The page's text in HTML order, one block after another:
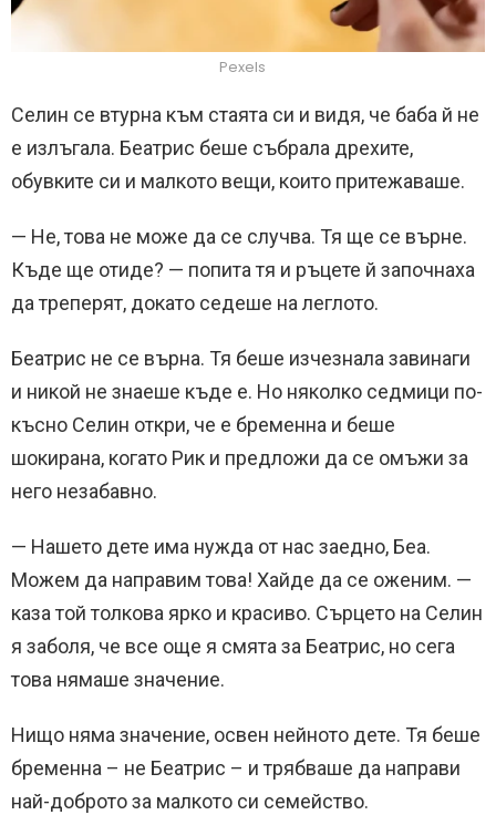
Pexels
Селин се втурна към стаята си и видя, че баба й не
е излъгала. Беатрис беше събрала дрехите,
обувките си и малкото вещи, които притежаваше.
— Не, това не може да се случва. Тя ще се върне.
Къде ще отиде? — попита тя и ръцете й започнаха
да треперят, докато седеше на леглото.
Беатрис не се върна. Тя беше изчезнала завинаги
и никой не знаеше къде е. Но няколко седмици по-
късно Селин откри, че е бременна и беше
шокирана, когато Рик и предложи да се омъжи за
него незабавно.
— Нашето дете има нужда от нас заедно, Беа.
Можем да направим това! Хайде да се оженим. —
каза той толкова ярко и красиво. Сърцето на Селин
я заболя, че все още я смята за Беатрис, но сега
това нямаше значение.
Нищо няма значение, освен нейното дете. Тя беше
бременна – не Беатрис – и трябваше да направи
най-доброто за малкото си семейство.